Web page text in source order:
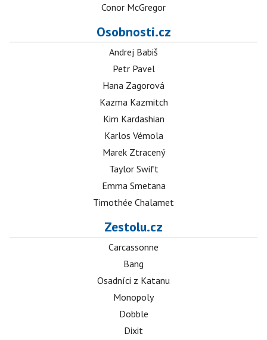
Conor McGregor
Osobnosti.cz
Andrej Babiš
Petr Pavel
Hana Zagorová
Kazma Kazmitch
Kim Kardashian
Karlos Vémola
Marek Ztracený
Taylor Swift
Emma Smetana
Timothée Chalamet
Zestolu.cz
Carcassonne
Bang
Osadníci z Katanu
Monopoly
Dobble
Dixit